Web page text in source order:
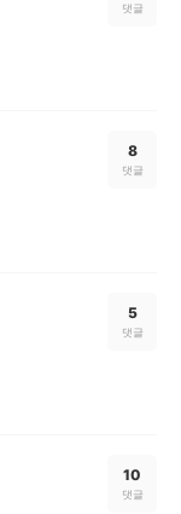
댓글
8
댓글
5
댓글
10
댓글